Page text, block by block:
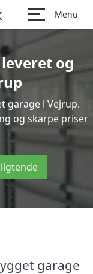
Menu
og
garage i Vejrup.
og skarpe priser
garage